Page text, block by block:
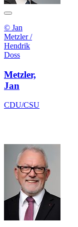
© Jan
Metzler /
Hendrik
Doss
Metzler,
Jan
CDU/CSU